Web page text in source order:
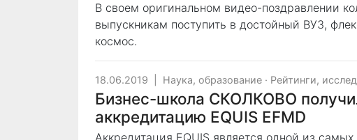
В своем оригинальном видео-поздравлении
выпускникам поступить в достойный ВУЗ,
космос.
18.06.2019 Наука, образование · Рейтинги,
Бизнес-школа СКОЛКОВО
аккредитацию EQUIS EFMD
Аккредитация EQUIS является одной из